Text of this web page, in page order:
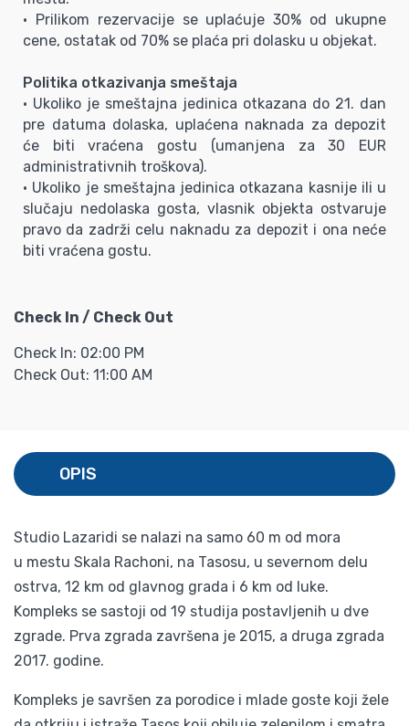
• Prilikom rezervacije se uplaćuje 30% od ukupne
cene, ostatak od 70% se plaća pri dolasku u objekat.
Politika otkazivanja smeštaja
• Ukoliko je smeštajna jedinica otkazana do 21. dan
pre datuma dolaska, uplaćena naknada za depozit
će biti vraćena gostu (umanjena za 30 EUR
administrativnih troškova).
• Ukoliko je smeštajna jedinica otkazana kasnije ili u
slučaju nedolaska gosta, vlasnik objekta ostvaruje
pravo da zadrži celu naknadu za depozit i ona neće
biti vraćena gostu.
Check In / Check Out
Check In: 02:00 PM
Check Out: 11:00 AM
OPIS
Studio Lazaridi se nalazi na samo 60 m od mora
u mestu Skala Rachoni, na Tasosu, u severnom delu
ostrva, 12 km od glavnog grada i 6 km od luke.
Kompleks se sastoji od 19 studija postavljenih u dve
zgrade. Prva zgrada završena je 2015, a druga zgrada
2017. godine.
Kompleks je savršen za porodice i mlade goste koji žele